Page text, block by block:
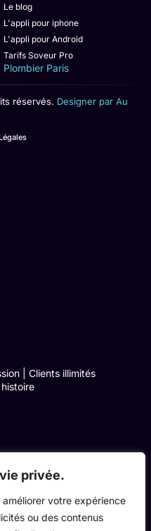
privée.
votre expérience
ou des contenus
Le blog
L'appli pour iphone
L'appli pour Android
Tarifs Soveur Pro
Plombier Paris
réservés. Designer par Au
| Clients illimités